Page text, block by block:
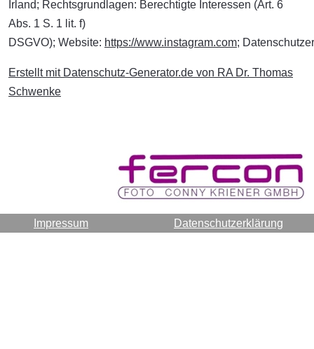
Irland; Rechtsgrundlagen: Berechtigte Interessen (Art. 6
Abs. 1 S. 1 lit. f)
DSGVO); Website: https://www.instagram.com;
Erstellt mit Datenschutz-Generator.de von RA Dr. Thomas
Schwenke
Impressum Datenschutzerklärung